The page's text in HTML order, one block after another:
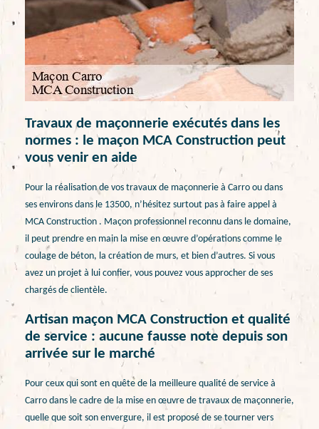
Travaux de maçonnerie exécutés dans les
normes : le maçon MCA Construction peut
vous venir en aide
Pour la réalisation de vos travaux de maçonnerie à Carro ou dans
ses environs dans le 13500, n’hésitez surtout pas à faire appel à
MCA Construction . Maçon professionnel reconnu dans le domaine,
il peut prendre en main la mise en œuvre d’opérations comme le
coulage de béton, la création de murs, et bien d’autres. Si vous
avez un projet à lui confier, vous pouvez vous approcher de ses
chargés de clientèle.
Artisan maçon MCA Construction et qualité
de service : aucune fausse note depuis son
arrivée sur le marché
Pour ceux qui sont en quête de la meilleure qualité de service à
Carro dans le cadre de la mise en œuvre de travaux de maçonnerie,
quelle que soit son envergure, il est proposé de se tourner vers